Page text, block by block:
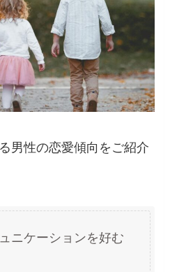
男性の恋愛傾向をご紹介
ニケーションを好む